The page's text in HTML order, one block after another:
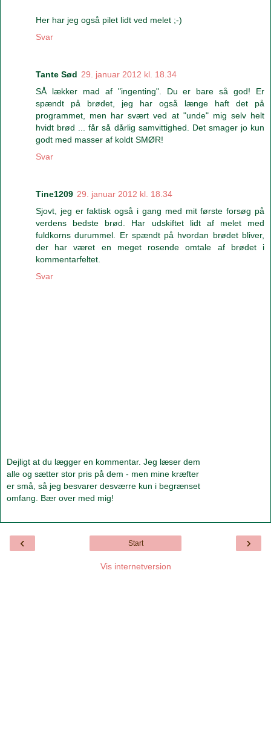
Her har jeg også pilet lidt ved melet ;-)
Svar
Tante Sød 29. januar 2012 kl. 18.34
SÅ lækker mad af "ingenting". Du er bare så god! Er
spændt på brødet, jeg har også længe haft det på
programmet, men har svært ved at "unde" mig selv helt
hvidt brød ... får så dårlig samvittighed. Det smager jo kun
godt med masser af koldt SMØR!
Svar
Tine1209 29. januar 2012 kl. 18.34
Sjovt, jeg er faktisk også i gang med mit første forsøg på
verdens bedste brød. Har udskiftet lidt af melet med
fuldkorns durummel. Er spændt på hvordan brødet bliver,
der har været en meget rosende omtale af brødet i
kommentarfeltet.
Svar
Dejligt at du lægger en kommentar. Jeg læser dem
alle og sætter stor pris på dem - men mine kræfter
er små, så jeg besvarer desværre kun i begrænset
omfang. Bær over med mig!
‹ ›
Start
Vis internetversion